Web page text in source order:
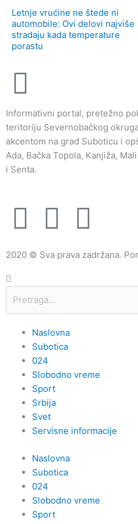
Letnje vrućine ne štede ni
automobile: Ovi delovi najviše
stradaju kada temperature
porastu
Informativni portal, pretežno
teritoriju Severnobačkog
akcentom na grad Suboticu i
Ada, Bačka Topola, Kanjiža,
i Senta.
F
a
c
e
b
o
o
k
I
n
s
t
a
g
r
a
m
Y
o
u
t
b
2020 © Sva prava zadržana.
Претрага
Naslovna
Subotica
024
Slobodno vreme
Sport
Srbija
Svet
Servisne informacije
Naslovna
Subotica
024
Slobodno vreme
Sport